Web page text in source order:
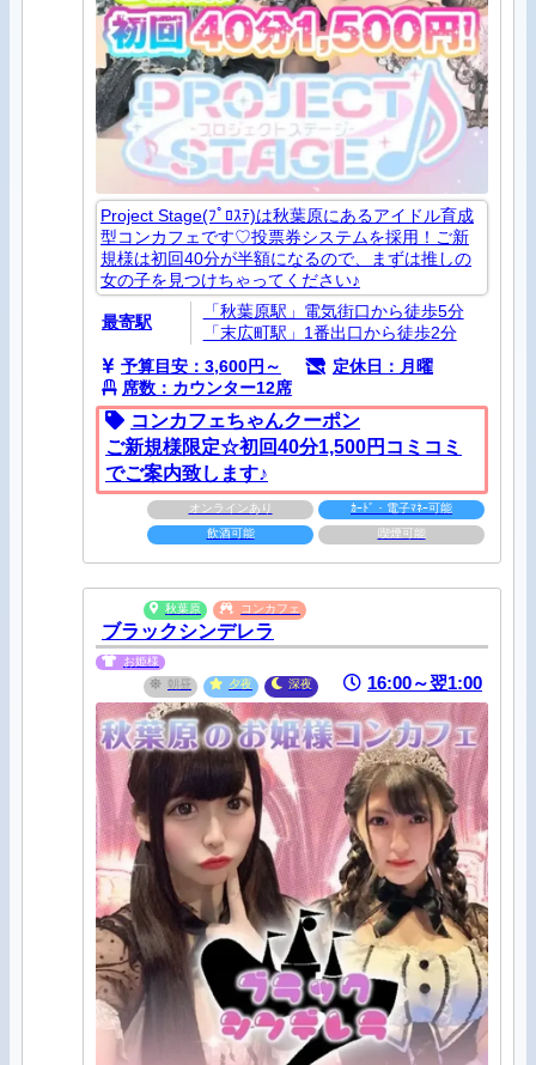
Project Stage(ﾌﾟﾛｽﾃ)は秋葉原にあるアイドル育成
型コンカフェです♡投票券システムを採用！ご新
規様は初回40分が半額になるので、まずは推しの
女の子を見つけちゃってください♪
最寄駅
「秋葉原駅」電気街口から徒歩5分
「末広町駅」1番出口から徒歩2分
予算目安：3,600円～
定休日：月曜
席数：カウンター12席
コンカフェちゃんクーポン
ご​新​規​様​限​定​☆初​回​4​0​分​1​,​5​0​0​円コミコミ
でご案内致します♪
オンラインあり
ｶｰﾄﾞ・電子ﾏﾈｰ可能
飲酒可能
喫煙可能
秋葉原 コンカフェ
ブラックシンデレラ
お姫様
朝昼
夕夜 深夜 16:00～翌1:00